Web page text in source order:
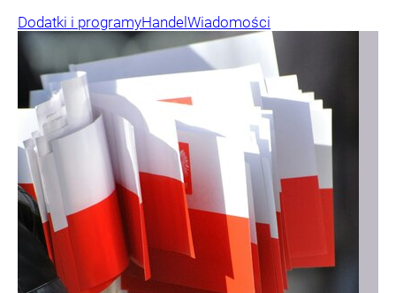
Dodatki i programyHandel Wiadomości